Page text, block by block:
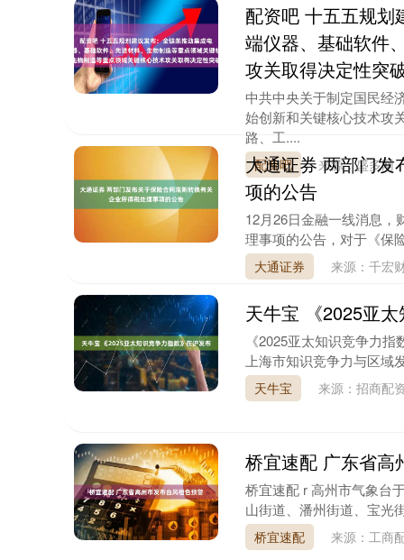
配资吧 十五五规划
端仪器、基础软件
攻关取得决定性突
中共中央关于制定国民经
始创新和关键核心技术攻
路、工....
配资吧 来源：盛多网
大通证券 两部门发
项的公告
12月26日金融一线消息
理事项的公告，对于《保
大通证券 来源：千宏
天牛宝 《2025亚
《2025亚太知识竞争力
上海市知识竞争力与区
天牛宝 来源：招商配
桥宜速配 广东省高
桥宜速配 r 高州市气象台
山街道、潘州街道、宝光
桥宜速配 来源：工商
1.47% 深证成指 14144.20 258.49